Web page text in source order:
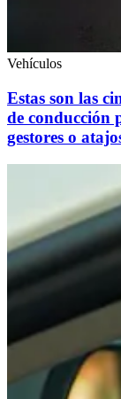
Vehículos
Estas son las
de conducción
gestores o